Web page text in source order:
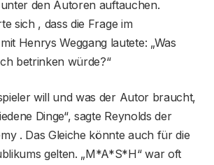
den Autoren auftauchen.
sich , dass die Frage im
Henrys Weggang lautete: „Was
betrinken würde?“
will und was der Autor braucht,
Dinge“, sagte Reynolds der
. Das Gleiche könnte auch für die
gelten. „M*A*S*H“ war oft